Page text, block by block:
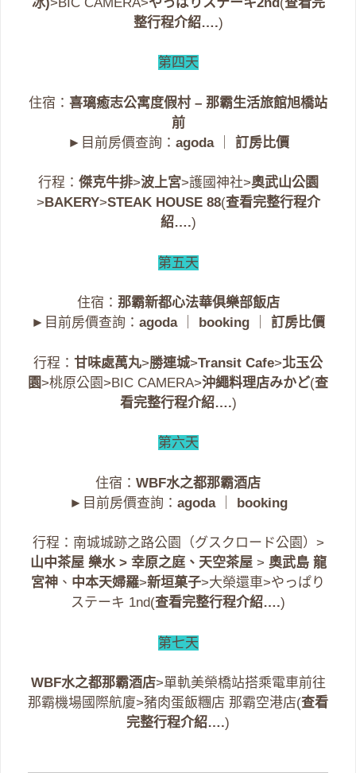
整行程介紹….)
第四天
住宿： 喜璃癒志公寓度假村 – 那霸生活旅館旭橋站
前
►目前房價查詢： agoda｜ 訂房比價
行程： 傑克牛排>波上宮>護國神社>奧武山公園
>BAKERY>STEAK HOUSE 88(查看完整行程介
紹….)
第五天
住宿： 那霸新都心法華俱樂部飯店
►目前房價查詢： agoda｜ booking 訂房比價
行程： 甘味處萬丸>勝連城>Transit Cafe>北玉公
園>桃原公園>BIC CAMERA>沖繩料理店みかど(查
看完整行程介紹….)
第六天
住宿： WBF水之都那霸酒店
►目前房價查詢： agoda｜ booking
行程：南城城跡之路公園（グスクロード公園）>
山中茶屋 樂水 > 幸原之庭、天空茶屋> 奧武島 龍
宮神 、 中本天婦羅>新垣菓子>大榮還車>やっぱり
ステーキ 1nd(查看完整行程介紹….)
第七天
WBF水之都那霸酒店>單軌美榮橋站搭乘電車前往
那霸機場國際航廈>豬肉蛋飯糰店 那霸空港店(查看
完整行程介紹….)